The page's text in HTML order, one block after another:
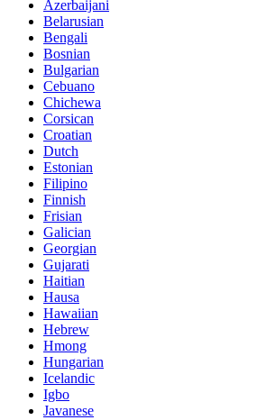
Azerbaijani
Belarusian
Bengali
Bosnian
Bulgarian
Cebuano
Chichewa
Corsican
Croatian
Dutch
Estonian
Filipino
Finnish
Frisian
Galician
Georgian
Gujarati
Haitian
Hausa
Hawaiian
Hebrew
Hmong
Hungarian
Icelandic
Igbo
Javanese